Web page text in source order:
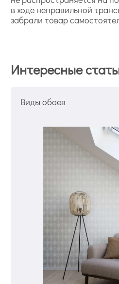
в ходе неправильной
забрали товар
Интересные
Виды обоев